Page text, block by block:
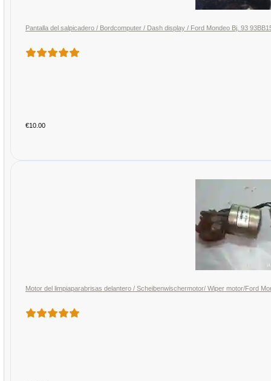
Pantalla del salpicadero / Bordcomputer / Dash display / Ford Mondeo Bj. 93
€10.00
Motor del limpiaparabrisas delantero / Scheibenwischermotor/ Wiper motor/Ford